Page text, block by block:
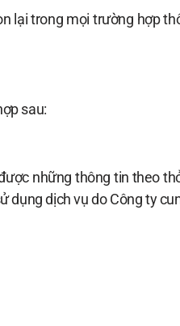
lại trong mọi trường hợp
sau:
những thông tin theo
dụng dịch vụ do Công ty